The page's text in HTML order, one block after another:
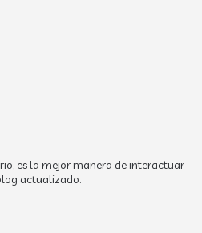
es la mejor manera de interactuar
actualizado.